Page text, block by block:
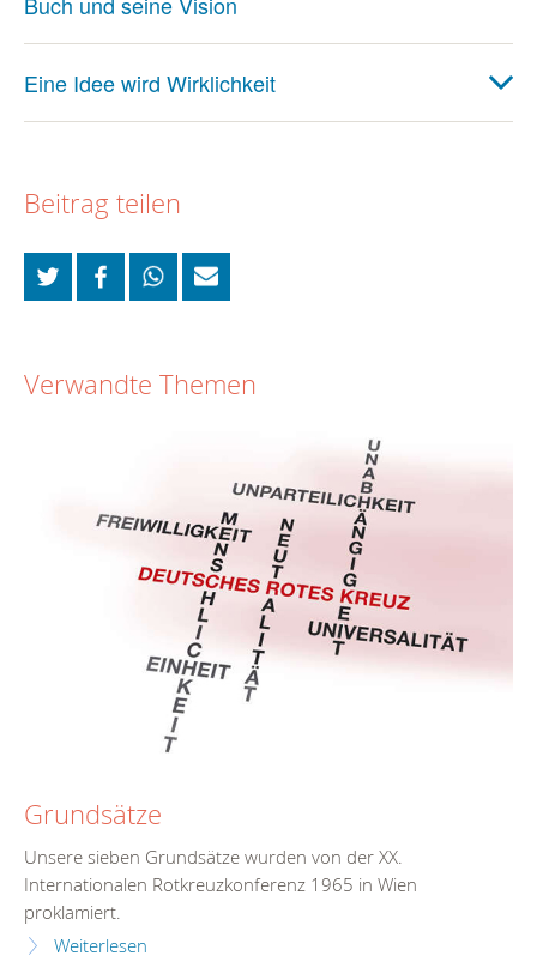
Eine Idee wird Wirklichkeit
Beitrag teilen
Verwandte Themen
Grundsätze
Unsere sieben Grundsätze wurden von der XX.
Internationalen Rotkreuzkonferenz 1965 in Wien
proklamiert.
Weiterlesen